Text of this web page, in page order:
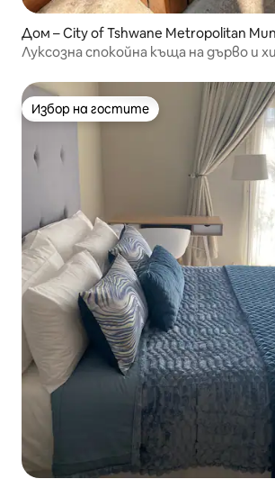
Дом – City of Tshwane Metropolitan
Луксозна спокойна къща на дърво и
Избор на гостите
Избор на гостите